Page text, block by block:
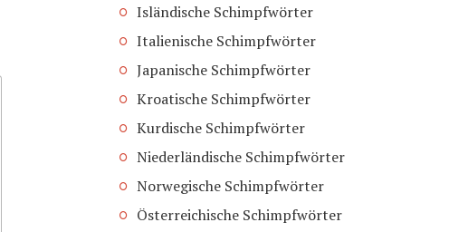
Isländische Schimpfwörter
Italienische Schimpfwörter
Japanische Schimpfwörter
Kroatische Schimpfwörter
Kurdische Schimpfwörter
Niederländische Schimpfwörter
Norwegische Schimpfwörter
Österreichische Schimpfwörter